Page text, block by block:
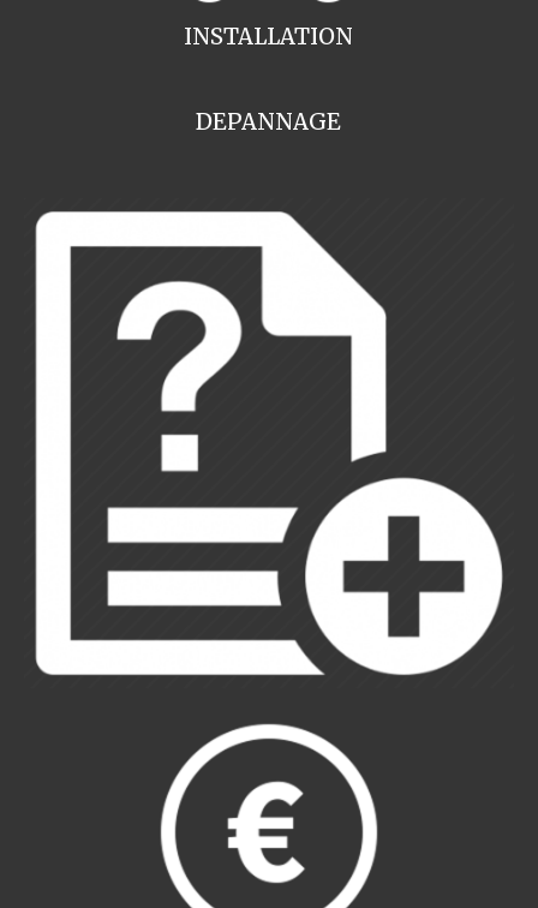
INSTALLATION
DEPANNAGE